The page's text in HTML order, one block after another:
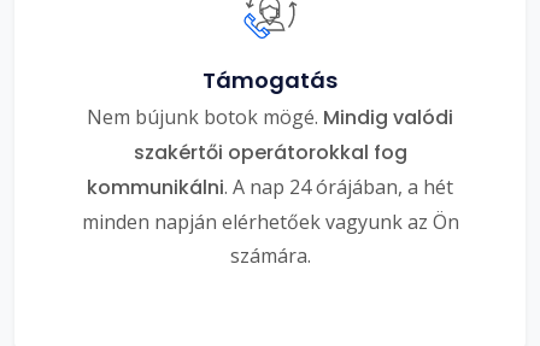
Támogatás
Nem bújunk botok mögé. Mindig valódi
szakértői operátorokkal fog
kommunikálni. A nap 24 órájában, a hét
minden napján elérhetőek vagyunk az Ön
számára.